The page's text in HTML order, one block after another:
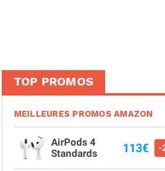
TOP PROMOS
MEILLEURES PROMOS AMAZON
AirPods 4
Standards
113€ -